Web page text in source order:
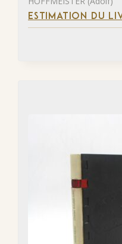
ESTIMATION DU